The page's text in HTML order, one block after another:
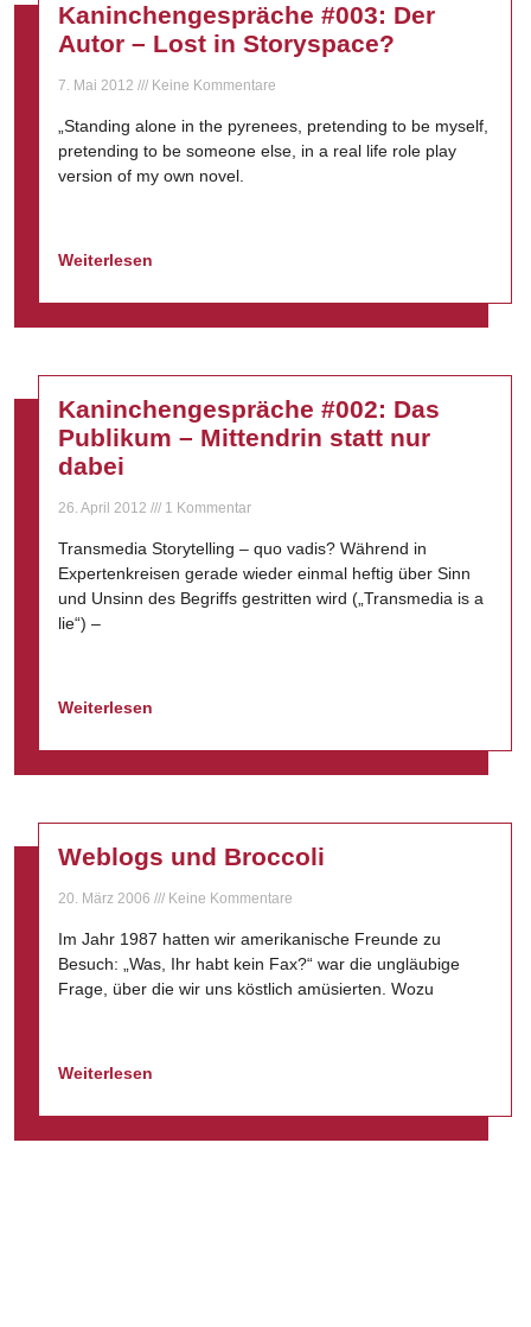
Kaninchengespräche #003: Der
Autor – Lost in Storyspace?
7. Mai 2012 Keine Kommentare
„Standing alone in the pyrenees, pretending to be myself,
pretending to be someone else, in a real life role play
version of my own novel.
Weiterlesen
Kaninchengespräche #002: Das
Publikum – Mittendrin statt nur
dabei
26. April 2012 1 Kommentar
Transmedia Storytelling – quo vadis? Während in
Expertenkreisen gerade wieder einmal heftig über Sinn
und Unsinn des Begriffs gestritten wird („Transmedia is a
lie“) –
Weiterlesen
Weblogs und Broccoli
20. März 2006 Keine Kommentare
Im Jahr 1987 hatten wir amerikanische Freunde zu
Besuch: „Was, Ihr habt kein Fax?“ war die ungläubige
Frage, über die wir uns köstlich amüsierten. Wozu
Weiterlesen